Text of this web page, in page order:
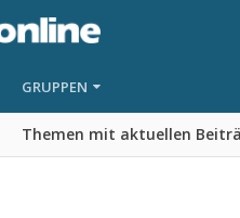
Themen mit aktuellen
GRUPPEN